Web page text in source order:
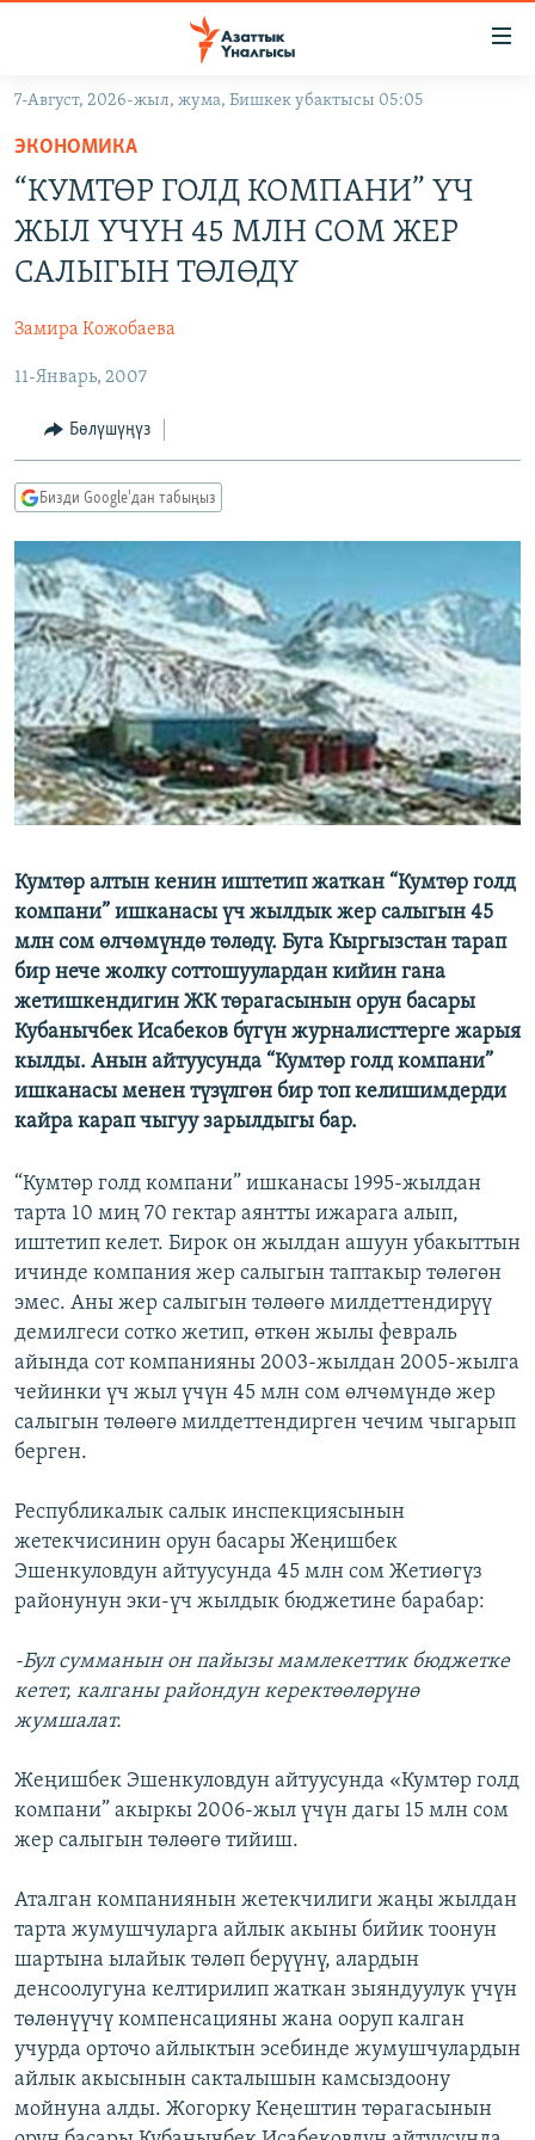
Навигацияга
өтүңүз
Издөөгө
салыңыз
КЫРГЫЗСТАН
САЯСАТ
МАДАНИЯТ
ДҮЙНӨ
УКРАИНА
ТВ ПРОГРАММАЛАР
БҮГҮН АЗАТТЫКТА
ЭКСПЕРТТЕР ТАЛДАЙТ
ДАНИСТЕ
ЭЖЕ-СИҢДИЛЕР
АЗАТТЫК+
ЫҢГАЙСЫЗ СУРООЛОР
ПОДКАСТ
ӨЗГӨЧӨ ПИКИР
Русский
ОНЛАЙН ШЕРИНЕ
ЭЕ/АРнун бардык сайттары
7-Август, 2026-жыл, жума, Бишкек убактысы 05:05
ЭКОНОМИКА
“КУМТӨР ГОЛД КОМПАНИ” ҮЧ
ЖЫЛ ҮЧҮН 45 МЛН СОМ ЖЕР
САЛЫГЫН ТӨЛӨДҮ
Замира Кожобаева
11-Январь, 2007
Бөлүшүңүз
Бизди Google'дан табыңыз
Кумтөр алтын кенин иштетип жаткан “Кумтөр голд
компани” ишканасы үч жылдык жер салыгын 45
млн сом өлчөмүндө төлөдү. Буга Кыргызстан тарап
бир нече жолку соттошуулардан кийин гана
жетишкендигин ЖК төрагасынын орун басары
Кубанычбек Исабеков бүгүн журналисттерге жарыя
кылды. Анын айтуусунда “Кумтөр голд компани”
ишканасы менен түзүлгөн бир топ келишимдерди
кайра карап чыгуу зарылдыгы бар.
“Кумтөр голд компани” ишканасы 1995-жылдан
тарта 10 миң 70 гектар аянтты ижарага алып,
иштетип келет. Бирок он жылдан ашуун убакыттын
ичинде компания жер салыгын таптакыр төлөгөн
эмес. Аны жер салыгын төлөөгө милдеттендирүү
демилгеси сотко жетип, өткөн жылы февраль
айында сот компанияны 2003-жылдан 2005-жылга
чейинки үч жыл үчүн 45 млн сом өлчөмүндө жер
салыгын төлөөгө милдеттендирген чечим чыгарып
берген.
Республикалык салык инспекциясынын
жетекчисинин орун басары Жеңишбек
Эшенкуловдун айтуусунда 45 млн сом Жетиөгүз
районунун эки-үч жылдык бюджетине барабар:
-Бул сумманын он пайызы мамлекеттик бюджетке
кетет, калганы райондун керектөөлөрүнө
жумшалат.
Жеңишбек Эшенкуловдун айтуусунда «Кумтөр голд
компани” акыркы 2006-жыл үчүн дагы 15 млн сом
жер салыгын төлөөгө тийиш.
Аталган компаниянын жетекчилиги жаңы жылдан
тарта жумушчуларга айлык акыны бийик тоонун
шартына ылайык төлөп берүүнү, алардын
денсоолугуна келтирилип жаткан зыяндуулук үчүн
төлөнүүчү компенсацияны жана ооруп калган
учурда орточо айлыктын эсебинде жумушчулардын
айлык акысынын сакталышын камсыздоону
мойнуна алды. Жогорку Кеңештин төрагасынын